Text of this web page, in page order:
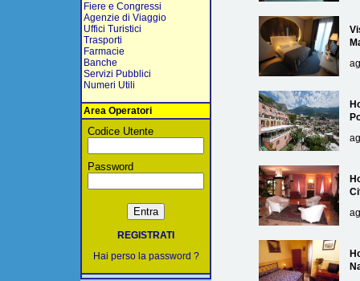
Fiere e Congressi
Agenzie di Viaggio
Uffici Turistici
Trasporti
Farmacie
Banche
Servizi Pubblici
Numeri Utili
Area Operatori
Codice Utente
Password
REGISTRATI
Hai perso la password ?